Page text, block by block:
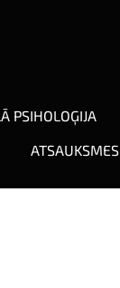
PSIHOLOĢIJA
ATSAUKSMES